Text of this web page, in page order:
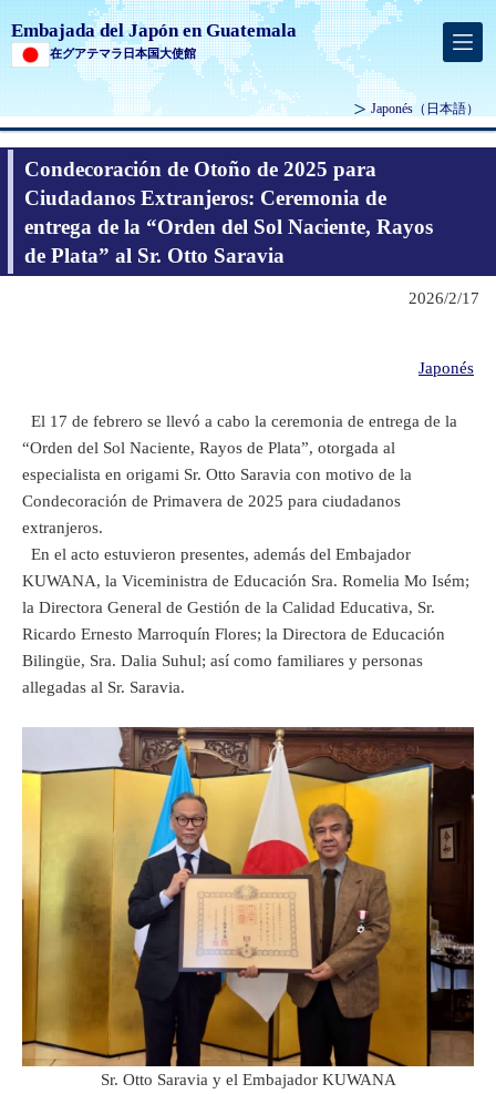
Embajada del Japón en Guatemala
在グアテマラ日本国大使館
Japonés （日本語）
Condecoración de Otoño de 2025 para
Ciudadanos Extranjeros: Ceremonia de
entrega de la “Orden del Sol Naciente, Rayos
de Plata” al Sr. Otto Saravia
2026/2/17
Japonés
El 17 de febrero se llevó a cabo la ceremonia de entrega de la
“Orden del Sol Naciente, Rayos de Plata”, otorgada al
especialista en origami Sr. Otto Saravia con motivo de la
Condecoración de Primavera de 2025 para ciudadanos
extranjeros.
En el acto estuvieron presentes, además del Embajador
KUWANA, la Viceministra de Educación Sra. Romelia Mo Isém;
la Directora General de Gestión de la Calidad Educativa, Sr.
Ricardo Ernesto Marroquín Flores; la Directora de Educación
Bilingüe, Sra. Dalia Suhul; así como familiares y personas
allegadas al Sr. Saravia.
Sr. Otto Saravia y el Embajador KUWANA